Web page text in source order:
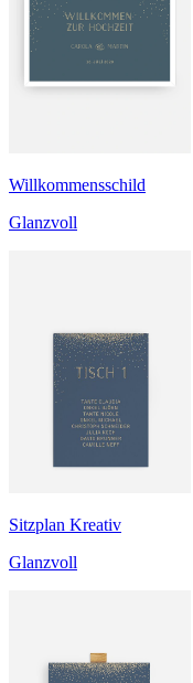
Willkommensschild
Glanzvoll
Sitzplan Kreativ
Glanzvoll